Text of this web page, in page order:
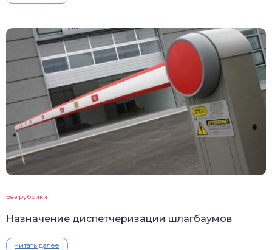
Без рубрики
Назначение диспетчеризации шлагбаумов
Читать далее